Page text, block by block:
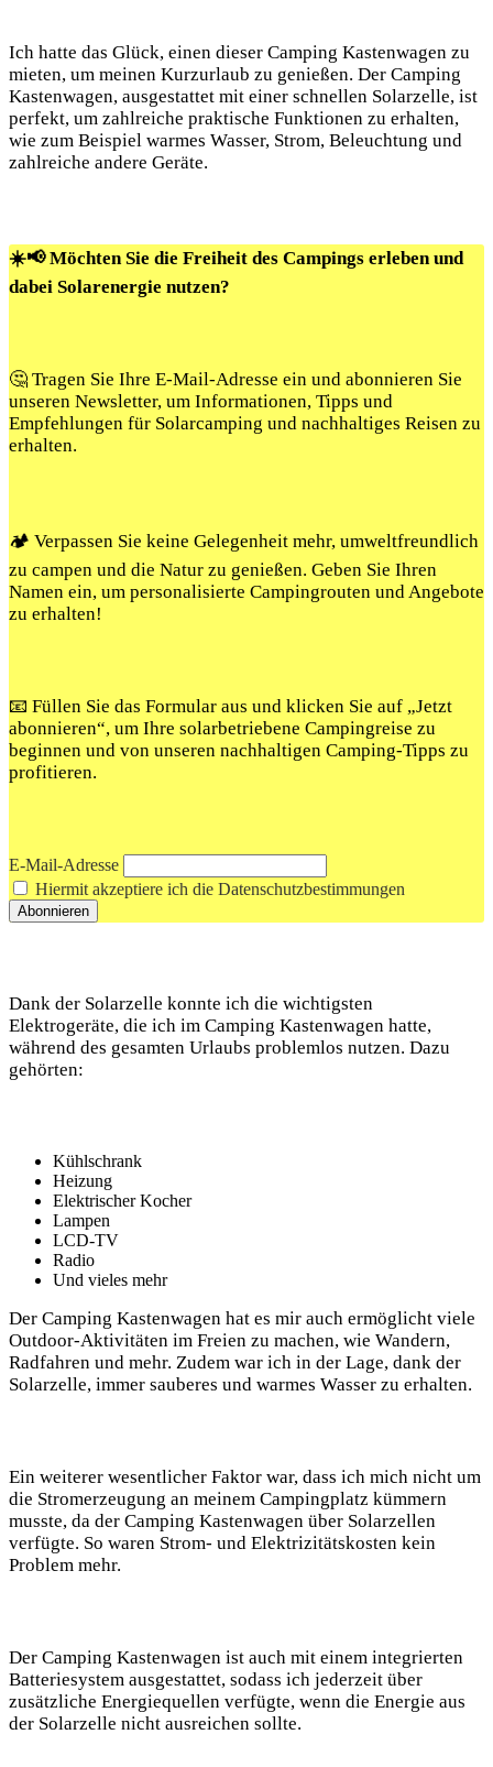
Ich hatte das⁤ Glück, einen dieser Camping Kastenwagen zu⁣
mieten, um‍ meinen Kurzurlaub ​zu genießen. Der Camping
Kastenwagen, ausgestattet ⁣mit einer schnellen Solarzelle, ist
perfekt, um zahlreiche praktische Funktionen⁣ zu erhalten,
wie zum Beispiel ​warmes Wasser, Strom, Beleuchtung und
zahlreiche⁤ andere Geräte.
☀️📢 Möchten Sie die Freiheit des Campings erleben und
dabei Solarenergie nutzen?
🤔 Tragen Sie Ihre E-Mail-Adresse ein und abonnieren Sie
unseren Newsletter, um Informationen, Tipps und
Empfehlungen für Solarcamping und nachhaltiges Reisen zu
erhalten.
🏕️ Verpassen Sie keine Gelegenheit mehr, umweltfreundlich
zu campen und die Natur zu genießen. Geben Sie Ihren
Namen ein, um personalisierte Campingrouten und Angebote
zu erhalten!
📧 Füllen Sie das Formular aus und klicken Sie auf „Jetzt
abonnieren“, um Ihre solarbetriebene Campingreise zu
beginnen und von unseren nachhaltigen Camping-Tipps zu
profitieren.
E-Mail-Adresse
Hiermit akzeptiere ich die Datenschutzbestimmungen
Dank der Solarzelle konnte ich die wichtigsten
Elektrogeräte, die ⁢ich im Camping Kastenwagen hatte,
während des ‍gesamten Urlaubs ⁤problemlos nutzen. Dazu
gehörten: ‌
Kühlschrank
Heizung
Elektrischer Kocher
Lampen
LCD-TV
Radio
Und vieles mehr
Der Camping‌ Kastenwagen ‌hat es mir auch ermöglicht ‍viele
Outdoor-Aktivitäten im ‌Freien zu machen, wie Wandern,⁢
Radfahren und mehr. Zudem war ich in der Lage,⁢ dank der ​
Solarzelle, immer ⁢sauberes​ und ​warmes Wasser zu erhalten.
Ein weiterer wesentlicher‌ Faktor war, dass⁤ ich mich​ nicht um
die ⁢Stromerzeugung an ⁤meinem Campingplatz ⁤kümmern
musste, da der Camping Kastenwagen über Solarzellen
verfügte. So waren Strom- und Elektrizitätskosten kein
Problem mehr.
Der Camping Kastenwagen ist auch mit einem integrierten
Batteriesystem ausgestattet, sodass ich ​jederzeit‍ über
zusätzliche Energiequellen ⁤verfügte, wenn die Energie‍ aus
der Solarzelle nicht ausreichen sollte.